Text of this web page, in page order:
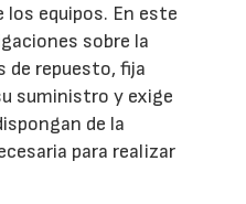
los equipos. En este
sobre la
de repuesto, fija
suministro y exige
de la
para realizar